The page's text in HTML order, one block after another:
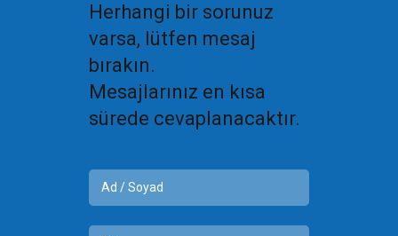
Herhangi bir sorunuz
varsa, lütfen mesaj
bırakın.
Mesajlarınız en kısa
sürede cevaplanacaktır.